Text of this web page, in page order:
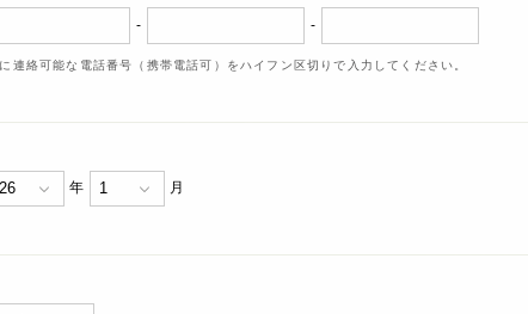
- -
連絡可能な電話番号（携帯電話可）をハイフン区切りで入力してください。
年 月